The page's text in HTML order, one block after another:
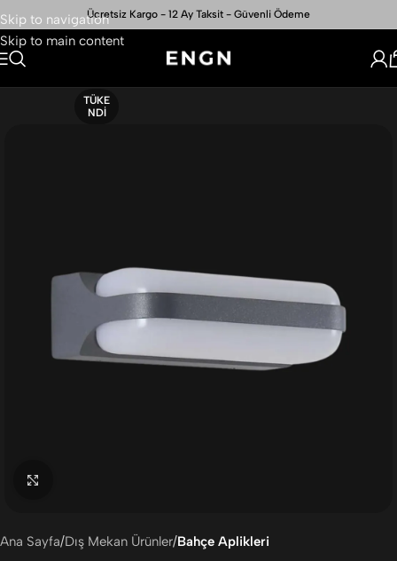
Skip to navigation
Skip to main content
Ücretsiz Kargo - 12 Ay Taksit - Güvenli Ödeme
TÜKE
NDI
Ana Sayfa Dış Mekan Ürünler Bahçe Aplikleri